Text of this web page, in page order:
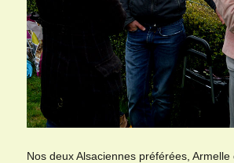
Nos deux Alsaciennes préférées, Armelle